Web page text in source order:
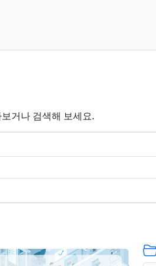
거나 검색해 보세요.